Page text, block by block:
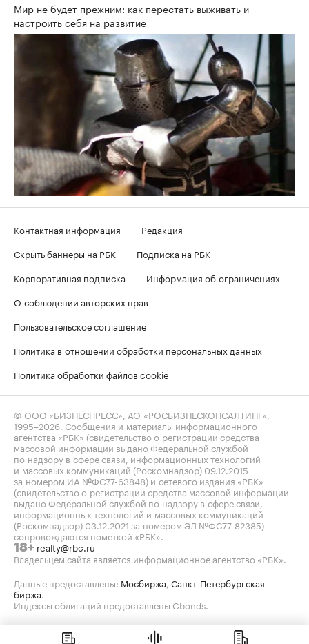
Мир не будет прежним: как перестать выживать и
настроить себя на развитие
Контактная информация
Редакция
Скрыть баннеры на РБК
Подписка на РБК
Корпоративная подписка
Информация об ограничениях
О соблюдении авторских прав
Пользовательское соглашение
Политика в отношении обработки персональных данных
Политика обработки файлов cookie
© ООО «БИЗНЕСПРЕСС», АО «РОСБИЗНЕСКОНСАЛТИНГ»,
1995–2026. Сообщения и материалы информационного
агентства «РБК» (свидетельство о регистрации средства
массовой информации выдано Федеральной службой
по надзору в сфере связи, информационных технологий
и массовых коммуникаций (Роскомнадзор) 09.12.2015
за номером ИА №ФС77-63848) и сетевого издания «РБК»
(свидетельство о регистрации средства массовой информации
выдано Федеральной службой по надзору в сфере связи,
информационных технологий и массовых коммуникаций
(Роскомнадзор) 03.12.2021 за номером ЭЛ №ФС77-82385)
сопровождаются пометкой «РБК».
18+ realty@rbc.ru
Владельцем сайта является информационное агентство «РБК».
Данные предоставлены: Мосбиржа, Санкт-Петербургская
биржа.
Индексы облигаций предоставлены Cbonds.